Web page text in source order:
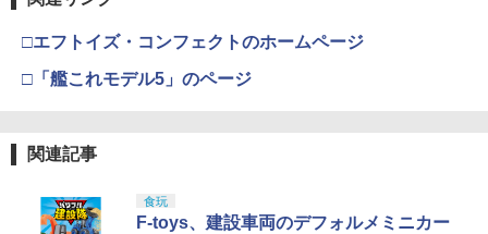
□エフトイズ・コンフェクトのホームページ
□「艦これモデル5」のページ
関連記事
食玩
F-toys、建設車両のデフォルメミニカー